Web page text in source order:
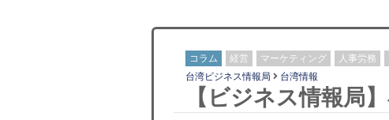
コラム 経営 マーケティング 人事労務
台湾ビジネス情報局 台湾情報
【ビジネス情報局